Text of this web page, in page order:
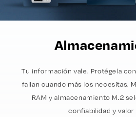
Tu información vale. Protégela
fallan cuando más los necesitas.
RAM y almacenamiento M.2
confiabilidad y valor